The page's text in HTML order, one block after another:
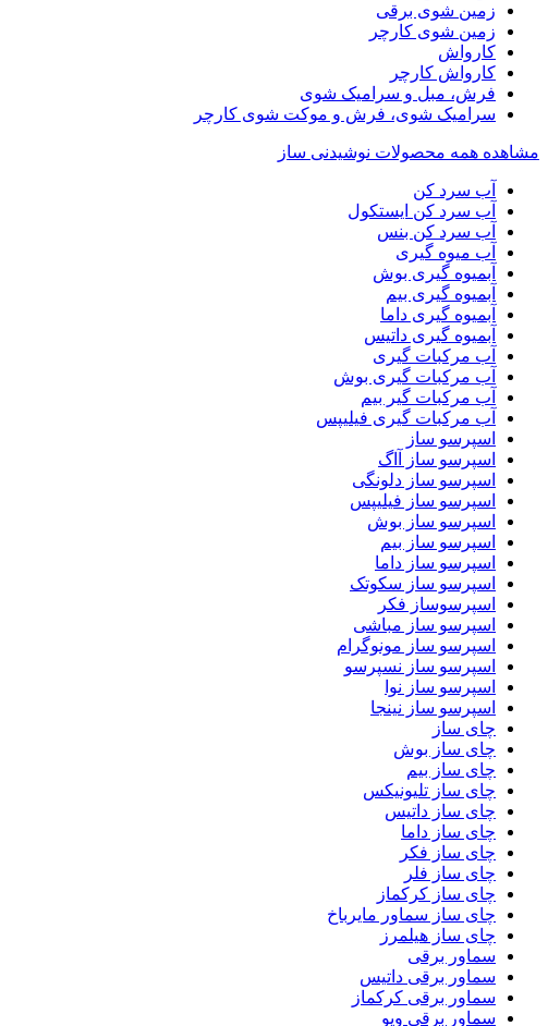
زمین شوی برقی
زمین شوی کارچر
کارواش
کارواش کارچر
فرش، مبل و سرامیک شوی
سرامیک شوی، فرش و موکت شوی کارچر
مشاهده همه محصولات نوشیدنی ساز
آب سرد کن
آب سرد کن ایستکول
آب سرد کن بنس
آب میوه گیری
آبمیوه گیری بوش
آبمیوه گیری بیم
آبمیوه گیری داما
آبمیوه گیری داتیس
آب مرکبات گیری
آب مرکبات گیری بوش
آب مرکبات گیر بیم
آب مرکبات گیری فیلیپس
اسپرسو ساز
اسپرسو ساز آاگ
اسپرسو ساز دلونگی
اسپرسو ساز فیلیپس
اسپرسو ساز بوش
اسپرسو ساز بیم
اسپرسو ساز داما
اسپرسو ساز سکوتک
اسپرسوساز فکر
اسپرسو ساز مباشی
اسپرسو ساز مونوگرام
اسپرسو ساز نسپرسو
اسپرسو ساز نوا
اسپرسو ساز نینجا
چای ساز
چای ساز بوش
چای ساز بیم
چای ساز تلیونیکس
چای ساز داتیس
چای ساز داما
چای ساز فکر
چای ساز فلر
چای ساز کرکماز
چای ساز سماور مایرباخ
چای ساز هیلمرز
سماور برقی
سماور برقی داتیس
سماور برقی کرکماز
سماور برقی ویو